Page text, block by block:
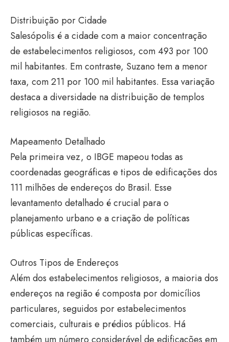
Distribuição por Cidade
Salesópolis é a cidade com a maior concentração
de estabelecimentos religiosos, com 493 por 100
mil habitantes. Em contraste, Suzano tem a menor
taxa, com 211 por 100 mil habitantes. Essa variação
destaca a diversidade na distribuição de templos
religiosos na região.
Mapeamento Detalhado
Pela primeira vez, o IBGE mapeou todas as
coordenadas geográficas e tipos de edificações dos
111 milhões de endereços do Brasil. Esse
levantamento detalhado é crucial para o
planejamento urbano e a criação de políticas
públicas específicas.
Outros Tipos de Endereços
Além dos estabelecimentos religiosos, a maioria dos
endereços na região é composta por domicílios
particulares, seguidos por estabelecimentos
comerciais, culturais e prédios públicos. Há